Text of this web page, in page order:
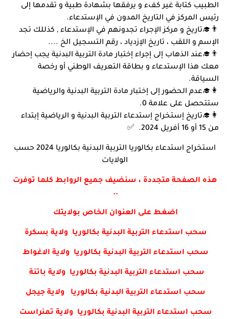
الطبيب كتابة غير كفء و يرفقها بشهادة طبية و تقدمها إلى
رئيس المركز في التاريخ المدون في الإستدعاء.
👨‍🎓تاريخ و مركز الإجراء تجدونهم في الإستدعاء , كذللك تجد
الإسم و اللقب ، تاريخ الإزدياد ، رقم التسجيل الخ ....
👨‍🎓عند الذهاب إلى إجراء إختبار مادة التربية البدنية يجب إحضار
معك هذا الإستدعاء و بطاقة التعريف الوطني أو رخصة
السياقة.
👩‍🎓عدم الحضور إلى إختبار مادة التربية البدنية والرياضية
ستتحصل على علامة 0.
👩‍🎓تاريخ إستخراج إستدعاء التربية البدنية و الرياضية إبتداء
من 15 أو 16 أفريل 2024. ✅
استخراج استدعاء بكالوريا التربية البدنية بكالوريا 2024 حسب
الولايات
هذه الصفحة متجددة ، سنضيف جميع الروابط كلما توفرت
..
اضغط على العنوان الخاص بولايتك
سحب استدعاء التربية البدنية بكالوريا ولاية بسكرة
سحب استدعاء التربية البدنية بكالوريا ولاية الاغواط
سحب استدعاء التربية البدنية بكالوريا ولاية باتنة
سحب استدعاء التربية البدنية بكالوريا ولاية جيجل
سحب استدعاء التربية البدنية بكالوريا ولاية تمنراست